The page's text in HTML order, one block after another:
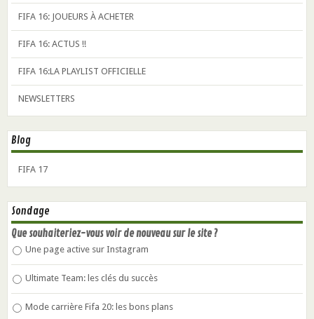
FIFA 16: JOUEURS À ACHETER
FIFA 16: ACTUS !!
FIFA 16:LA PLAYLIST OFFICIELLE
NEWSLETTERS
Blog
FIFA 17
Sondage
Que souhaiteriez-vous voir de nouveau sur le site ?
Une page active sur Instagram
Ultimate Team: les clés du succès
Mode carrière Fifa 20: les bons plans